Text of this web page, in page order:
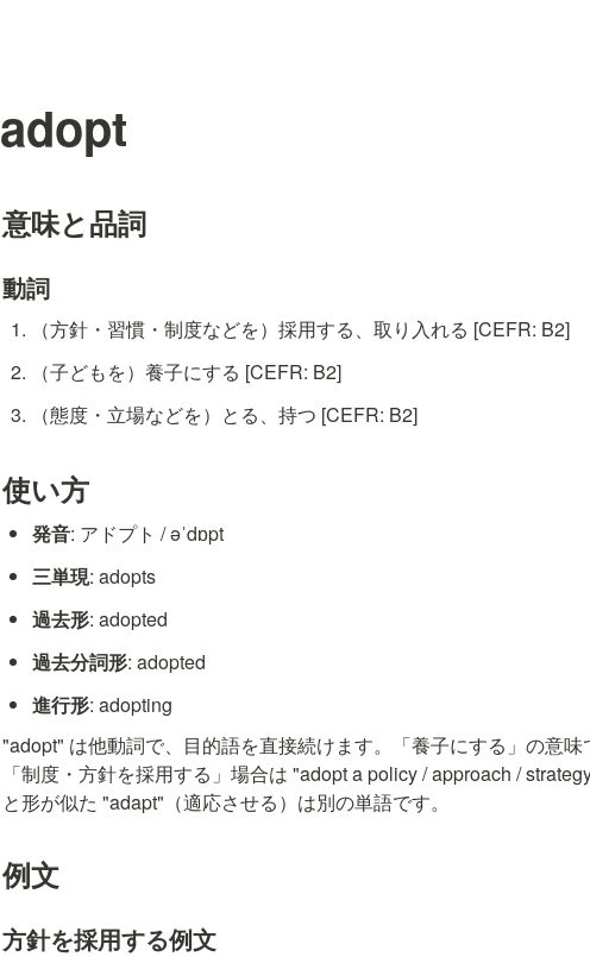
adopt
意味と品詞
動詞
（方針・習慣・制度などを）採用する、取り入れる [CEFR: B2]
（子どもを）養子にする [CEFR: B2]
（態度・立場などを）とる、持つ [CEFR: B2]
使い方
発音: アドプト / əˈdɒpt
三単現: adopts
過去形: adopted
過去分詞形: adopted
進行形: adopting
"adopt" は他動詞で、目的語を直接続けます。「養子にする」の意味
「制度・方針を採用する」場合は "adopt a policy / approach /
と形が似た "adapt"（適応させる）は別の単語です。
例文
方針を採用する例文